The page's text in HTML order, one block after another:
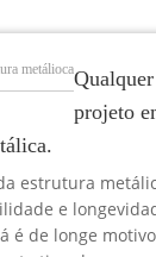
TELEFONE *
CIDADE *
MENSAGEM *